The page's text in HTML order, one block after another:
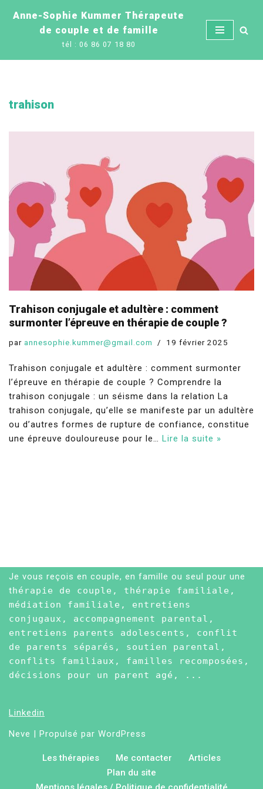
contenu
Anne-Sophie Kummer Thérapeute
de couple et de famille
tél : 06 86 07 18 80
trahison
Trahison conjugale et adultère : comment
surmonter l’épreuve en thérapie de couple ?
par annesophie.kummer@gmail.com 19 février 2025
Trahison conjugale et adultère : comment surmonter
l’épreuve en thérapie de couple ? Comprendre la
trahison conjugale : un séisme dans la relation La
trahison conjugale, qu’elle se manifeste par un adultère
ou d’autres formes de rupture de confiance, constitue
une épreuve douloureuse pour le… Lire la suite »
Je vous reçois en couple, en famille ou seul pour une
thérapie de couple, thérapie familiale,
médiation familiale, entretiens
conjugaux, accompagnement parental,
entretiens parents adolescents, conflit
de parents séparés, soutien parental,
conflits familiaux, familles recomposées,
décisions pour un parent agé, ...
Linkedin
Neve | Propulsé par WordPress
Les thérapies Me contacter
Articles
Plan du site